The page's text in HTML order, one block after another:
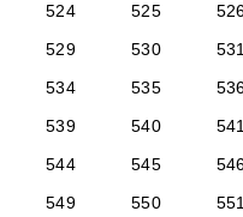
524
525
529
530 531
534
535
539
540 541
544
545
549
550 551